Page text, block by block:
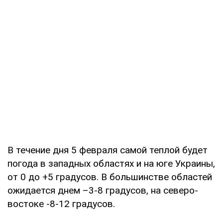
В течение дня 5 февраля самой теплой будет
погода в западных областях и на юге Украины,
от 0 до +5 градусов. В большинстве областей
ожидается днем ​​–3-8 градусов, на северо-
востоке -8-12 градусов.